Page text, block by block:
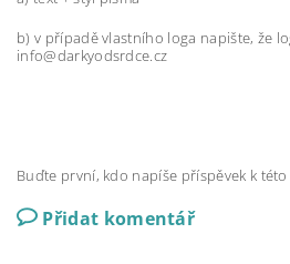
b) v případě vlastního loga napište, že
info@darkyodsrdce.cz
Buďte první, kdo napíše příspěvek k
Přidat komentář